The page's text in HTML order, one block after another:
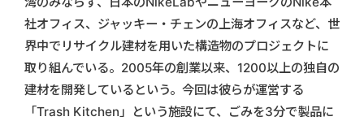
社オフィス、ジャッキー・チェンの上海オフィスなど、世
界中でリサイクル建材を用いた構造物のプロジェクトに
取り組んでいる。2005年の創業以来、1200以上の独自の
建材を開発しているという。今回は彼らが運営する
「Trash Kitchen」という施設にて、ごみを3分で製品に